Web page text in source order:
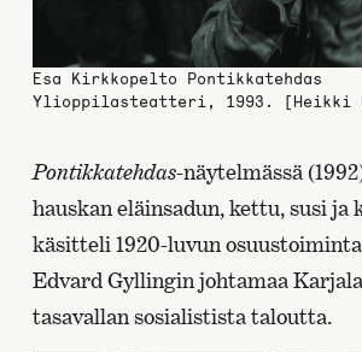
Esa Kirkkopelto Pontikkatehdas
Ylioppilasteatteri, 1993. [Heikki
Pontikkatehdas-näytelmässä
hauskan eläinsadun, kettu, susi ja
käsitteli 1920-luvun
Edvard Gyllingin johtamaa
tasavallan sosialistista taloutta.